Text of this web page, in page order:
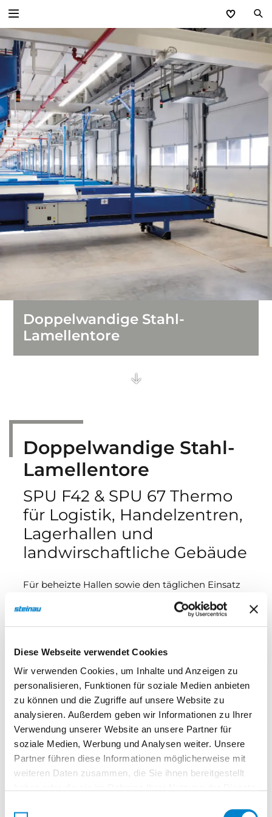
Diese Webseite verwendet Cookies
Wir verwenden Cookies, um Inhalte und Anzeigen zu
personalisieren, Funktionen für soziale Medien anbieten
zu können und die Zugriffe auf unsere Website zu
analysieren. Außerdem geben wir Informationen zu Ihrer
Verwendung unserer Website an unsere Partner für
soziale Medien, Werbung und Analysen weiter. Unsere
Partner führen diese Informationen möglicherweise mit
weiteren Daten zusammen, die Sie ihnen bereitgestellt
Zurück
Industrietore
Industrie-Sektionaltore
Schnelllauftore
Industrie-Rolltore
Rollgitter
Versorgungsstationen
Sammelgaragen
Brandschutzvorhänge
Falttore und Schiebetore
Doppelwandige Stahl-
Lamellentore
Doppelwandige Stahl-
Lamellentore
SPU F42 & SPU 67 Thermo
für Logistik, Handelzentren,
Lagerhallen und
landwirschaftliche Gebäude
Für beheizte Hallen sowie den täglichen Einsatz
in Industrie, Gewerbe und Landwirtschaft sind die
Industrie Sektionaltore SPU F42 / SPU 67 Thermo
Lamellentore mit ausgeschäumten PU-Lamellen
überzeugen durch ihre Robustheit und
Langlebigkeit.
Wenn besonders hohe Anforderungen an die
Wärmedämmung gestellt werden, zum Beispiel
in der Lebensmittel- oder Kühllogistik, empfiehlt
sich das Modell SPU 67 Thermo. Mit einer
getrennten Stahl-Lamellen bieten diese Tore eine
Mehr lesen